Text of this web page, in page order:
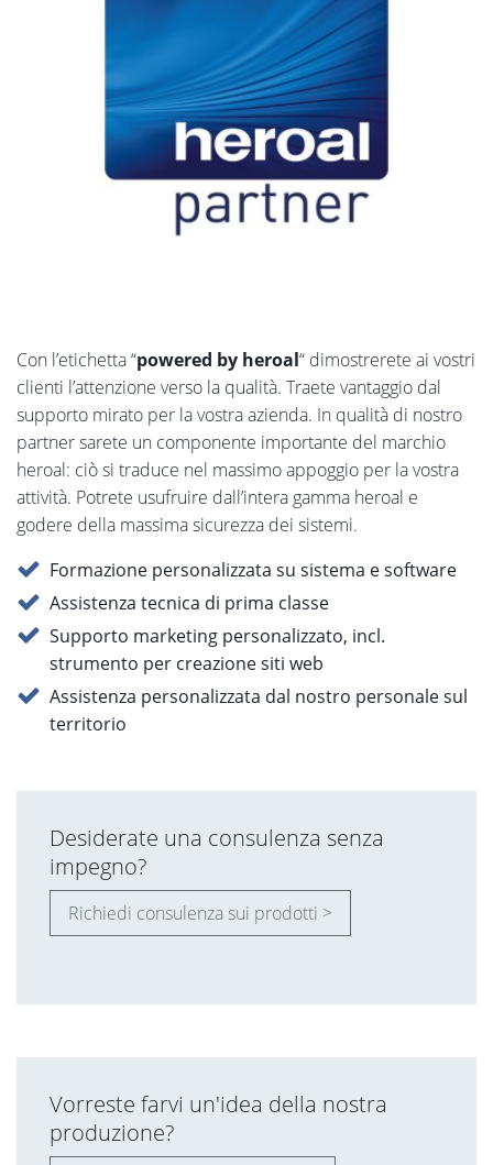
Con l’etichetta “powered by heroal“ dimostrerete ai vostri
clienti l’attenzione verso la qualità. Traete vantaggio dal
supporto mirato per la vostra azienda. In qualità di nostro
partner sarete un componente importante del marchio
heroal: ciò si traduce nel massimo appoggio per la vostra
attività. Potrete usufruire dall’intera gamma heroal e
godere della massima sicurezza dei sistemi.
Formazione personalizzata su sistema e software
Assistenza tecnica di prima classe
Supporto marketing personalizzato, incl.
strumento per creazione siti web
Assistenza personalizzata dal nostro personale sul
territorio
Desiderate una consulenza senza
impegno?
Richiedi consulenza sui prodotti >
Vorreste farvi un'idea della nostra
produzione?